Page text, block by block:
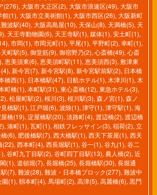
(276), 大阪市大正区(2), 大阪市浪速区(49), 大阪市
館(1), 大阪市立美術館(1), 大阪市西区(26), 大阪新町
波駅(40), 大阪高島屋(10), 天保山(8), 天満橋(5), 天
, 天王寺動物園(6), 天王寺駅(1), 媒体(1), 安土町(1),
, 市岡(1), 市岡元町(1), 平尾(1), 平野町(2), 幸町(1),
町駅(5), 御堂筋(9), 御宿野乃(2), 心斎橋(49), 心斎
, 恵美須東(6), 恵美須町駅(11), 恵美須西(3), 敷津東
, 新今宮(7), 新今宮駅(8), 新今宮駅前駅(2), 日本橋
橋西(1), 日本橋駅(47), 日航ホテル(1), 木津川(1), 木
町橋(1), 本町駅(31), 東心斎橋(12), 東急ホテル(3),
, 松屋町駅(2), 桜川(3), 桜川駅(3), 森ノ宮(1), 森ノ
橋駅(1), 江戸堀(6), 波除(1), 津守(1), 津守駅(1), 海
橋(19), 淀屋橋駅(20), 淡路町(4), 渡辺橋(2), 渡辺橋
, 湊町(1), 瓦町(1), 相鉄フレッサイン(3), 稲荷(2), 立
(6), 肥後橋駅(7), 西大橋駅(1), 西天下茶屋(1), 西天
(22), 西本町(4), 西長堀駅(1), 谷一(1), 谷九(1), 谷二
, 谷町九丁目駅(2), 谷町四丁目駅(13), 農人橋(2), 近
(1), 道頓堀(7), 長堀橋(25), 長堀橋駅(30), 長堀通
(7), 難波(28), 難波・日本橋ブロック(277), 難波中
園(1), 靱本町(4), 馬場町(2), 高津(5), 高麗橋(6), 黒門